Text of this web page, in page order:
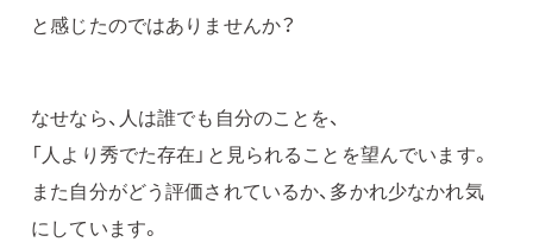
と感じたのではありませんか？
なせなら、人は誰でも自分のことを、
「人より秀でた存在」と見られることを望んでいます。
また自分がどう評価されているか、多かれ少なかれ気
にしています。